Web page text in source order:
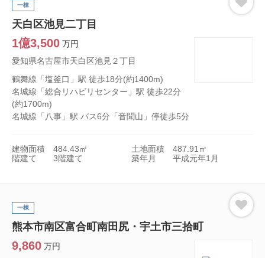
天白区池見二丁目
一棟
1億3,500 万円
愛知県名古屋市天白区池見２丁目
鶴舞線「塩釜口」駅 徒歩18分(約1400m)
名城線「総合リハビリセンター」駅 徒歩22分
(約1700m)
名城線「八事」駅 バス6分「音聞山」停徒歩5分
建物面積 484.43㎡ 土地面積
487.91㎡
階建て
3階建て 築年月 平成元年1月
熊本市南区富合町南田尻・宇土市三拾町
一棟
9,860 万円